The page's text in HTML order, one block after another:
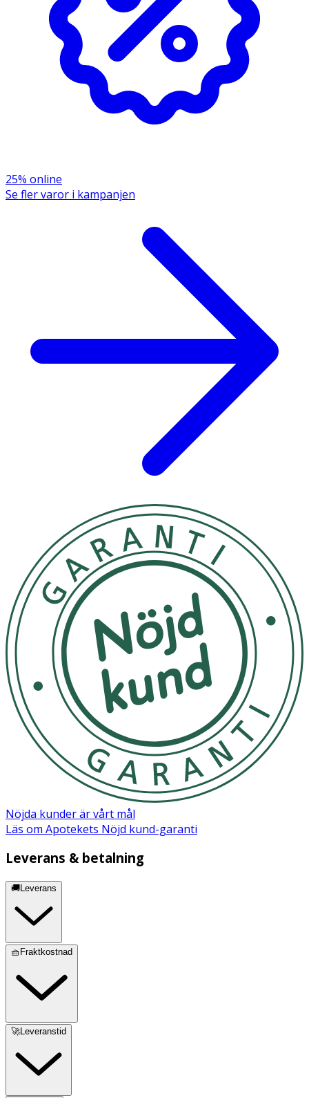
Ingredienser:
Water (Aqua), Glycerin, Cetearyl Alcohol, Propylene Glycol,
Behentrimonium Chloride, Hydroxyethylcellulose,
Cetrimonium Chloride, Phenoxyethanol, Polyquaternium-
37, Fragrance (Parfum), Polyquaternium-11, Sodium
Benzoate, Citric Acid, Disodium EDTA, Pentylene Glycol,
Fructose, Sodium Hydroxide, Urea, Avena Strigosa Seed
Extract, Lecithin, Allantoin, Maltose, Sodium Chloride,
Sodium Lactate, Sodium PCA, Trehalose,
Hyaluronate, Ferric Hexapeptide-35, Limonene.
25% online
Se fler varor i kampanjen
Nöjda kunder är vårt mål
Läs om Apotekets Nöjd kund-garanti
Leverans & betalning
🚚Leverans
🧺Fraktkostnad
🚀Leveranstid